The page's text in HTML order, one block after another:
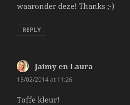
waaronder deze! Thanks ;-)
REPLY
Jaimy en Laura
15/02/2014 at 11:26
Toffe kleur!